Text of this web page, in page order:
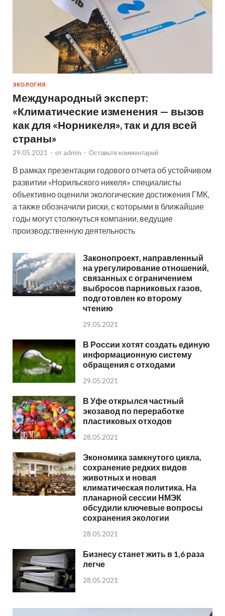
ЭКОЛОГИЯ
Международный эксперт:
«Климатические изменения — вызов
как для «Норникеля», так и для всей
страны»
29.05.2021 - от admin - Оставьте комментарий
В рамках презентации годового отчета об устойчивом
развитии «Норильского никеля» специалисты
объективно оценили экологические достижения ГМК,
а также обозначили риски, с которыми в ближайшие
годы могут столкнуться компании, ведущие
производственную деятельность
Законопроект, направленный
на урегулирование отношений,
связанных с ограничением
выбросов парниковых газов,
подготовлен ко второму
чтению
29.05.2021
В России хотят создать единую
информационную систему
обращения с отходами
29.05.2021
В Уфе открылся частный
экозавод по переработке
пластиковых отходов
28.05.2021
Экономика замкнутого цикла,
сохранение редких видов
животных и новая
климатическая политика. На
планарной сессии НМЭК
обсудили ключевые вопросы
сохранения экологии
28.05.2021
Бизнесу станет жить в 1,6 раза
легче
28.05.2021